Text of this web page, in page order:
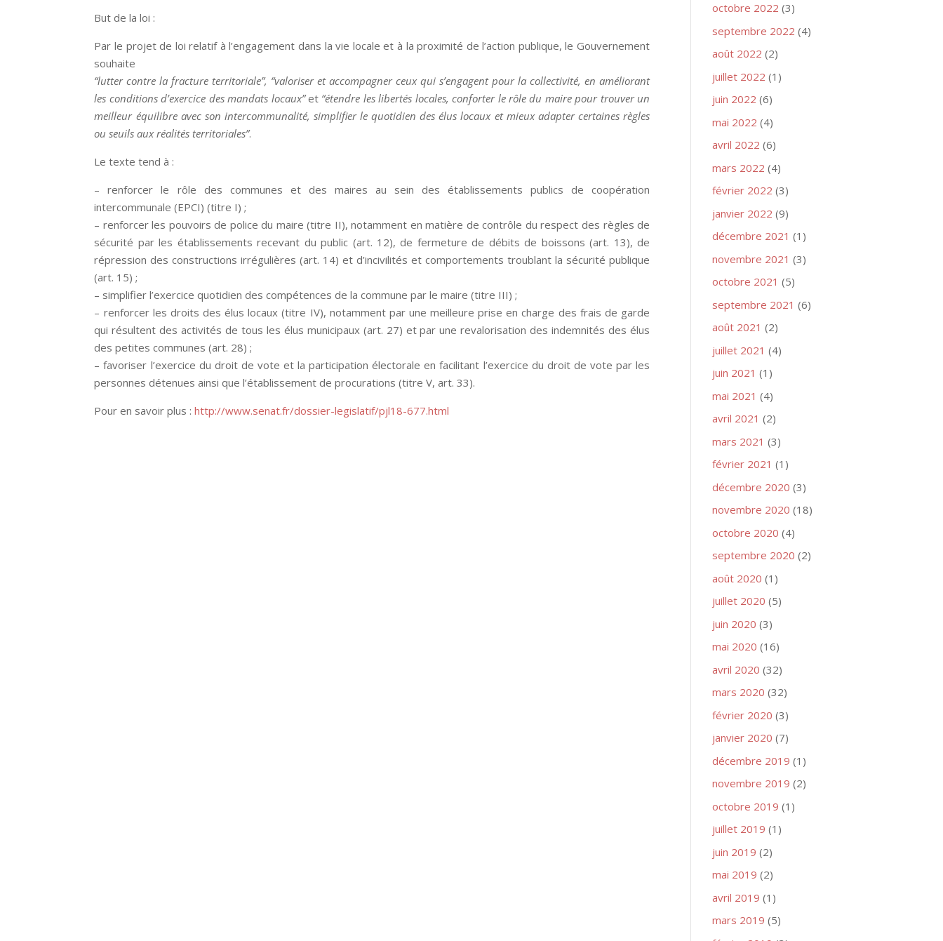
But de la loi :
Par le projet de loi relatif à l’engagement dans la vie locale et à la proximité de l’action publique, le Gouvernement
souhaite
“lutter contre la fracture territoriale”, “valoriser et accompagner ceux qui s’engagent pour la collectivité, en améliorant
les conditions d’exercice des mandats locaux”et “étendre les libertés locales, conforter le rôle du maire pour trouver un
meilleur équilibre avec son intercommunalité, simplifier le quotidien des élus locaux et mieux adapter certaines règles
ou seuils aux réalités territoriales”.
Le texte tend à :
– renforcer le rôle des communes et des maires au sein des établissements publics de coopération
intercommunale (EPCI) (titre I) ;
– renforcer les pouvoirs de police du maire (titre II), notamment en matière de contrôle du respect des règles de
sécurité par les établissements recevant du public (art. 12), de fermeture de débits de boissons (art. 13), de
répression des constructions irrégulières (art. 14) et d’incivilités et comportements troublant la sécurité publique
(art. 15) ;
– simplifier l’exercice quotidien des compétences de la commune par le maire (titre III) ;
– renforcer les droits des élus locaux (titre IV), notamment par une meilleure prise en charge des frais de garde
qui résultent des activités de tous les élus municipaux (art. 27) et par une revalorisation des indemnités des élus
des petites communes (art. 28) ;
– favoriser l’exercice du droit de vote et la participation électorale en facilitant l’exercice du droit de vote par les
personnes détenues ainsi que l’établissement de procurations (titre V, art. 33).
Pour en savoir plus :http://www.senat.fr/dossier-legislatif/pjl18-677.html
octobre 2022 (3)
septembre 2022 (4)
août 2022 (2)
juillet 2022 (1)
juin 2022 (6)
mai 2022 (4)
avril 2022 (6)
mars 2022 (4)
février 2022 (3)
janvier 2022 (9)
décembre 2021 (1)
novembre 2021 (3)
octobre 2021 (5)
septembre 2021 (6)
août 2021 (2)
juillet 2021 (4)
juin 2021 (1)
mai 2021 (4)
avril 2021 (2)
mars 2021 (3)
février 2021 (1)
décembre 2020 (3)
novembre 2020 (18)
octobre 2020 (4)
septembre 2020 (2)
août 2020 (1)
juillet 2020 (5)
juin 2020 (3)
mai 2020 (16)
avril 2020 (32)
mars 2020 (32)
février 2020 (3)
janvier 2020 (7)
décembre 2019 (1)
novembre 2019 (2)
octobre 2019 (1)
juillet 2019 (1)
juin 2019 (2)
mai 2019 (2)
avril 2019 (1)
mars 2019 (5)